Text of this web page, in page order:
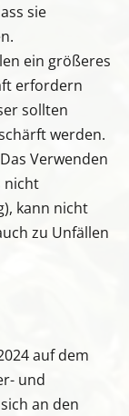
sie
ein größeres
erfordern
sollten
werden.
Verwenden
nicht
kann nicht
zu Unfällen
auf dem
und
an den